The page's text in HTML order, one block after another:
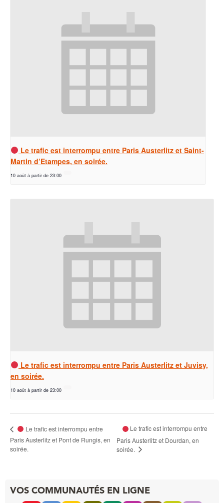
Le trafic est interrompu entre Paris Austerlitz et Saint-
Martin d’Etampes, en soirée.
10 août à partir de 23:00
Le trafic est interrompu entre Paris Austerlitz et Juvisy,
en soirée.
10 août à partir de 23:00
Le trafic est interrompu entre
Paris Austerlitz et Pont de Rungis, en
soirée.
Le trafic est interrompu entre
Paris Austerlitz et Dourdan, en
soirée.
VOS COMMUNAUTÉS EN LIGNE